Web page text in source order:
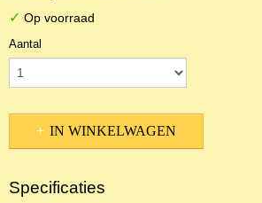
✓ Op voorraad
Aantal
IN WINKELWAGEN
Specificaties